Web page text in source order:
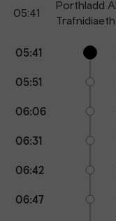
05:41
Porthladd
points
Arrival
Station
05:41
05:51
06:06
06:31
06:42
06:47